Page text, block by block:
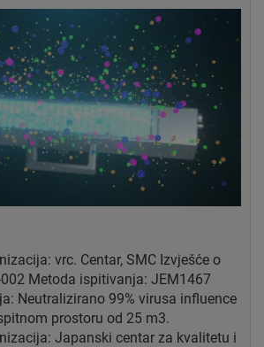
vrc. Centar, SMC Izvješće o
Metoda ispitivanja: JEM1467
Neutralizirano 99% virusa influence
prostoru od 25 m3.
Japanski centar za kvalitetu i